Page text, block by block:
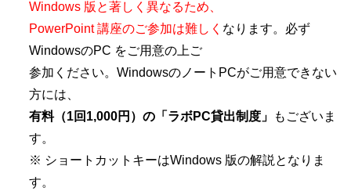
Windows 版と著しく異なるため、
PowerPoint 講座のご参加は難しく なります。必ず
WindowsのPC をご⽤意の上ご
参加ください。WindowsのノートPCがご⽤意できない
方には、
有料（1回1,000円）の「ラボPC貸出制度」
もございま
す。
※ ショートカットキーはWindows 版の解説となりま
す。